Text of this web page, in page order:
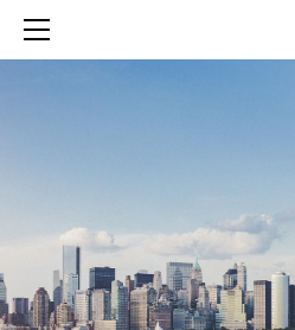
知財活動の
生成AIを活用した知財
生成AIとの「壁打ち」で、新